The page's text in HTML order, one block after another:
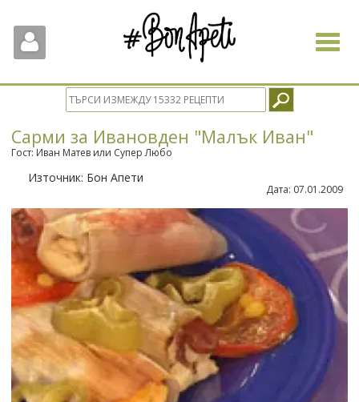
Toggle
Сарми за Ивановден "Малък Иван"
Гост: Иван Матев или Супер Любо
Източник: Бон Апети
Дата: 07.01.2009